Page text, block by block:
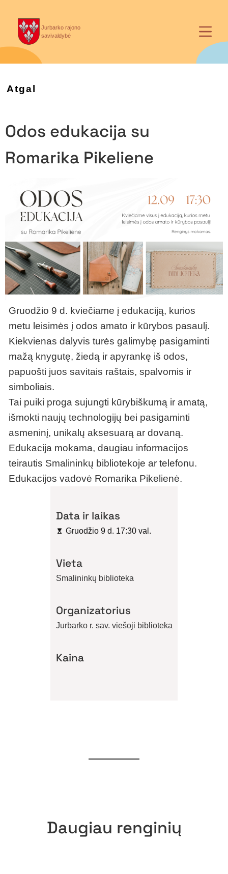
Jurbarko rajono
savivaldybė
Atgal
Odos edukacija su
Romarika Pikeliene
Gruodžio 9 d. kviečiame į edukaciją, kurios
metu leisimės į odos amato ir kūrybos pasaulį.
Kiekvienas dalyvis turės galimybę pasigaminti
mažą knygutę, žiedą ir apyrankę iš odos,
papuošti juos savitais raštais, spalvomis ir
simboliais.
Tai puiki proga sujungti kūrybiškumą ir amatą,
išmokti naujų technologijų bei pasigaminti
asmeninį, unikalų aksesuarą ar dovaną.
Edukacija mokama, daugiau informacijos
teirautis Smalininkų bibliotekoje ar telefonu.
Edukacijos vadovė Romarika Pikelienė.
Data ir laikas
Gruodžio 9 d. 17:30 val.
Vieta
Smalininkų biblioteka
Organizatorius
Jurbarko r. sav. viešoji biblioteka
Kaina
Daugiau renginių